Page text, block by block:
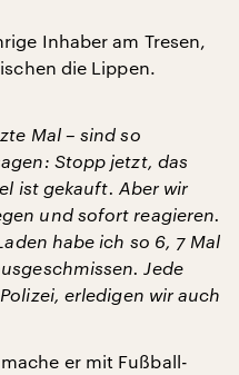
Inhaber am Tresen,
die Lippen.
Mal – sind so
Stopp jetzt, das
ist gekauft. Aber wir
und sofort reagieren.
habe ich so 6, 7 Mal
Jede
erledigen wir auch
er mit Fußball-